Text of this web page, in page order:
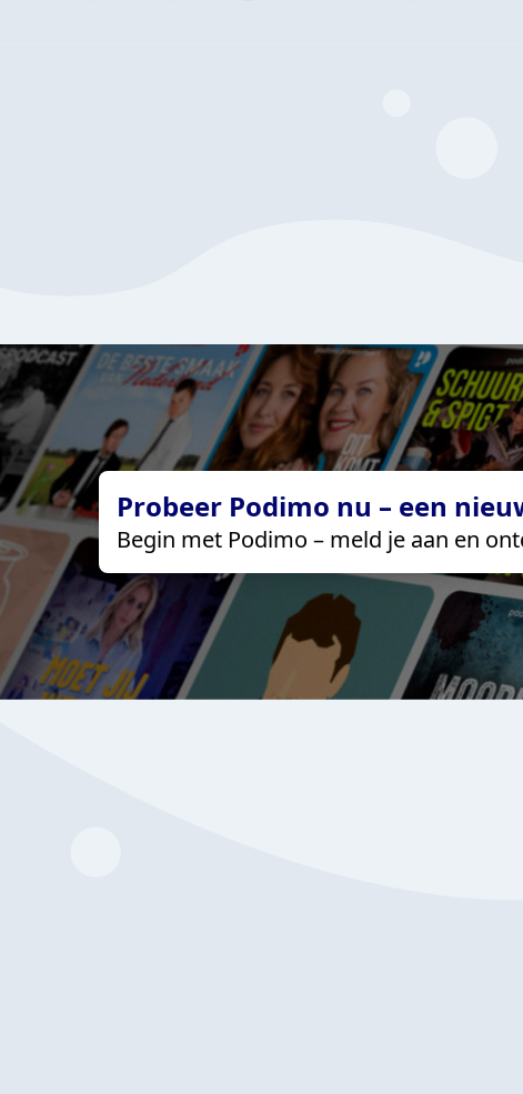
Probeer Podimo nu – een
Begin met Podimo – meld je aan en